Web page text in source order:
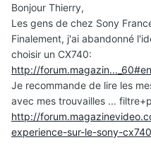
Bonjour Thierry,
Les gens de chez Sony
Finalement, j'ai abandonné
choisir un CX740:
http://
Je recommande de lire les
avec mes trouvailles ...
http://
experience-sur-le-sony-